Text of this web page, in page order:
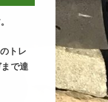
トレ
で達